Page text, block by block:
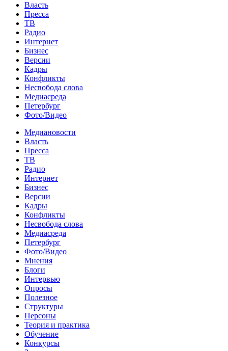
Власть
Пресса
ТВ
Радио
Интернет
Бизнес
Версии
Кадры
Конфликты
Несвобода слова
Медиасреда
Петербург
Фото/Видео
Медиановости
Власть
Пресса
ТВ
Радио
Интернет
Бизнес
Версии
Кадры
Конфликты
Несвобода слова
Медиасреда
Петербург
Фото/Видео
Мнения
Блоги
Интервью
Опросы
Полезное
Структуры
Персоны
Теория и практика
Обучение
Конкурсы